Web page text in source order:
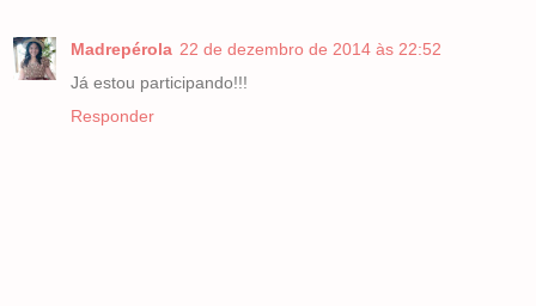
Madrepérola 22 de dezembro de 2014 às 22:52
Já estou participando!!!
Responder